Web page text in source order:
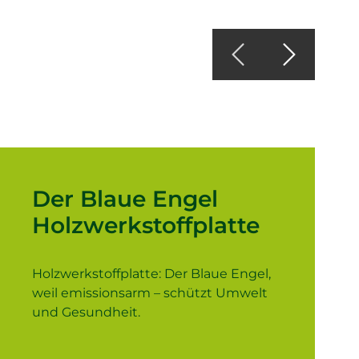
Der Blaue Engel
Holzwerkstoffplatte
Holzwerkstoffplatte: Der Blaue Engel,
weil emissionsarm – schützt Umwelt
und Gesundheit.